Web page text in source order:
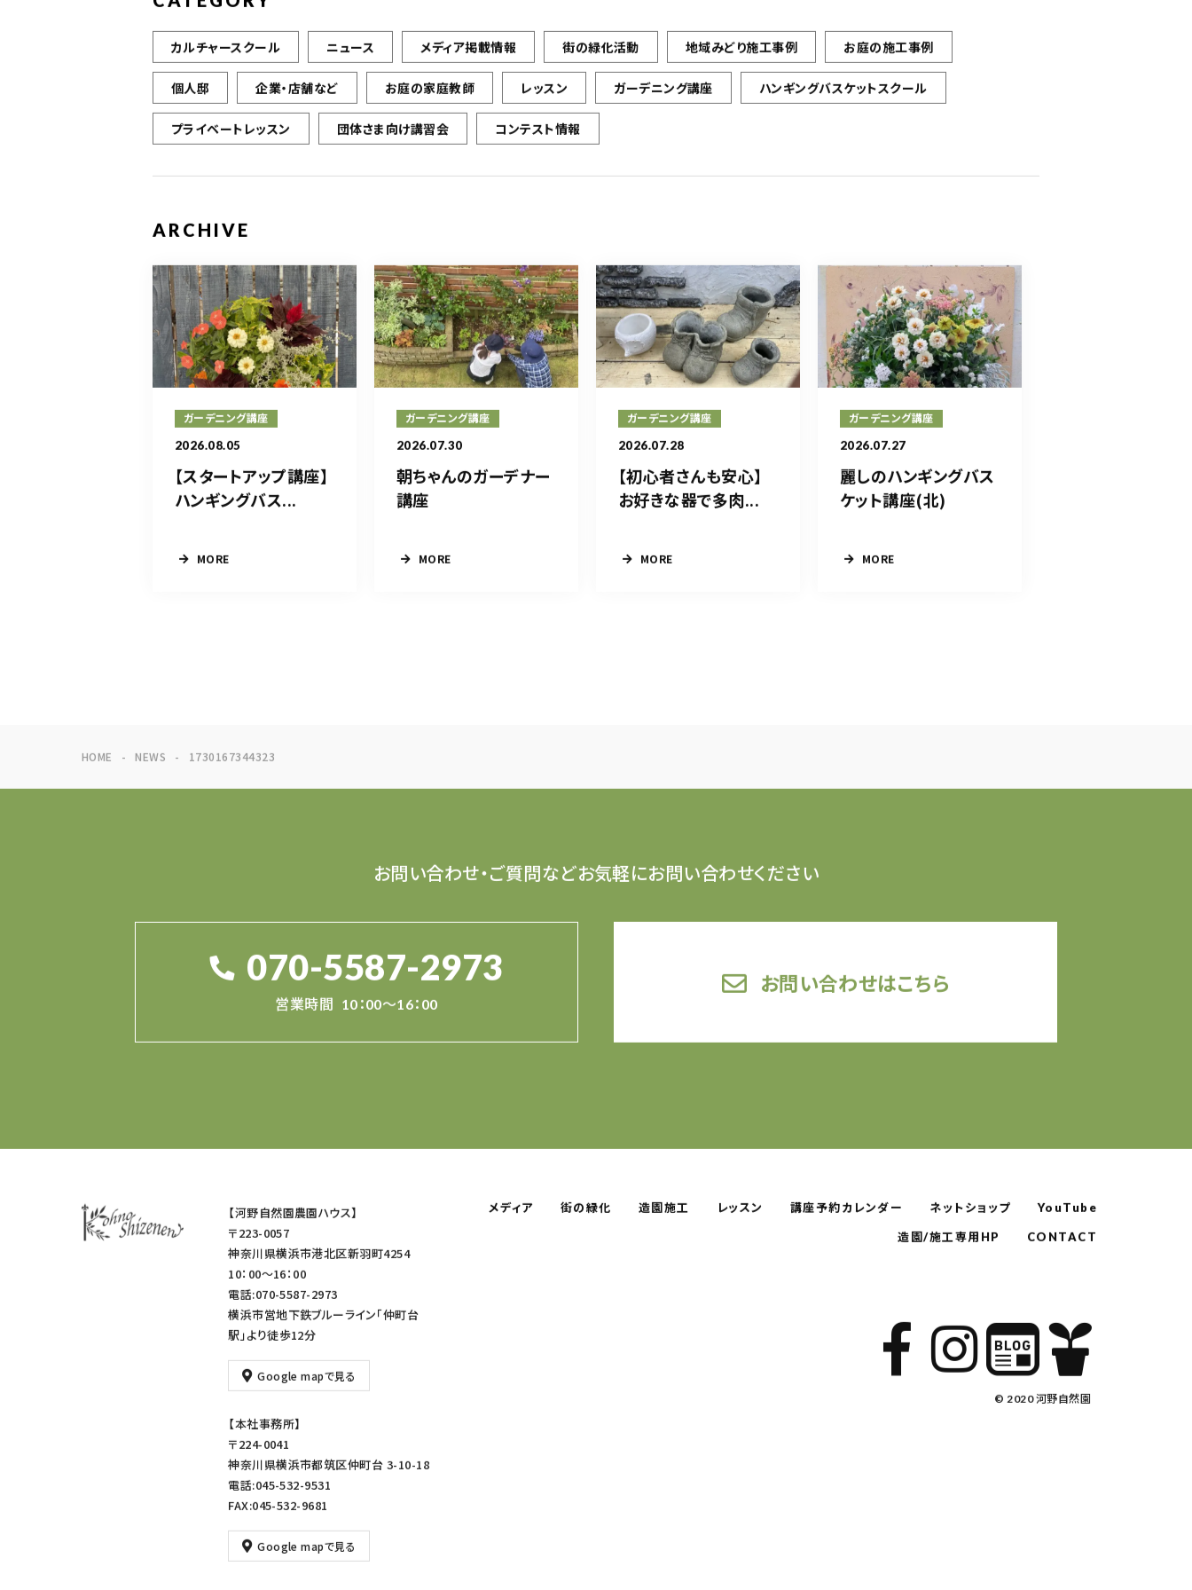
カルチャースクール ニュース メディア掲載情報 街の緑化活動 地域みどり施工事例 お庭の施工事例
個人邸 企業・店舗など お庭の家庭教師 レッスン ガーデニング講座 ハンギングバスケットスクール
プライベートレッスン 団体さま向け講習会 コンテスト情報
ARCHIVE
ガーデニング講座
2026.08.05
【スタートアップ講座】
ハンギングバス...
MORE
ガーデニング講座
2026.07.30
朝ちゃんのガーデナー
講座
MORE
ガーデニング講座
2026.07.28
【初心者さんも安心】
お好きな器で多肉...
MORE
ガーデニング講座
2026.07.27
麗しのハンギングバス
ケット講座(北)
MORE
HOME NEWS 1730167344323
お問い合わせ・ご質問などお気軽にお問い合わせください
070-5587-2973
営業時間 10：00～16：00
お問い合わせはこちら
【河野自然園農園ハウス】
〒223-0057
神奈川県横浜市港北区新羽町4254
10：00～16：00
電話:070-5587-2973
横浜市営地下鉄ブルーライン「仲町台
駅」より徒歩12分
Google mapで見る
【本社事務所】
〒224-0041
神奈川県横浜市都筑区仲町台 3-10-18
電話:045-532-9531
FAX:045-532-9681
Google mapで見る
メディア 街の緑化 造園施工 レッスン 講座予約カレンダー ネットショップ YouTube
造園/施工専用HP CONTACT
© 2020 河野自然園